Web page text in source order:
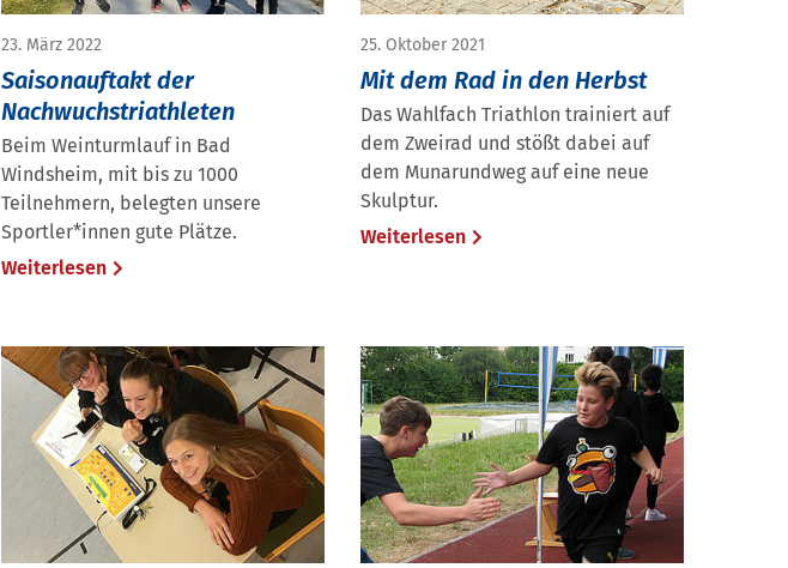
23. März 2022
Saisonauftakt der
Nachwuchstriathleten
Beim Weinturmlauf in Bad
Windsheim, mit bis zu 1000
Teilnehmern, belegten unsere
Sportler*innen gute Plätze.
Weiterlesen
25. Oktober 2021
Mit dem Rad in den Herbst
Das Wahlfach Triathlon trainiert auf
dem Zweirad und stößt dabei auf
dem Munarundweg auf eine neue
Skulptur.
Weiterlesen